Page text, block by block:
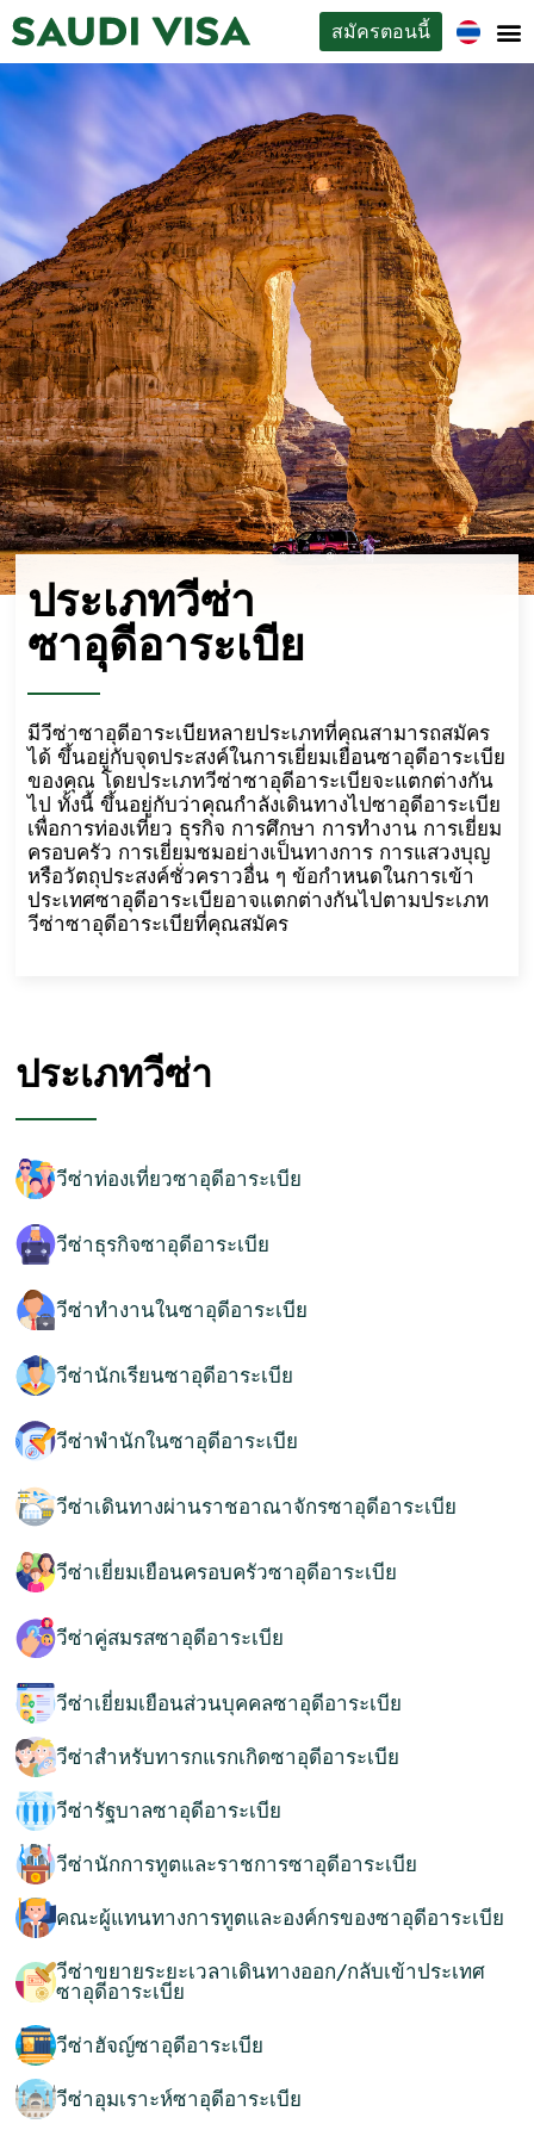
สมัครตอนนี้
ประเภทวีซ่า
เกี่ยวกับเรา
ประเภทวีซ่า
ซาอุดีอาระเบีย
มีวีซ่าซาอุดีอาระเบียหลายประเภทที่คุณสามารถสมัคร
ได้ ขึ้นอยู่กับจุดประสงค์ในการเยี่ยมเยือนซาอุดีอาระเบีย
ของคุณ โดยประเภทวีซ่าซาอุดีอาระเบียจะแตกต่างกัน
ไป ทั้งนี้ ขึ้นอยู่กับว่าคุณกำลังเดินทางไปซาอุดีอาระเบีย
เพื่อการท่องเที่ยว ธุรกิจ การศึกษา การทำงาน การเยี่ยม
ครอบครัว การเยี่ยมชมอย่างเป็นทางการ การแสวงบุญ
หรือวัตถุประสงค์ชั่วคราวอื่น ๆ ข้อกำหนดในการเข้า
ประเทศซาอุดีอาระเบียอาจแตกต่างกันไปตามประเภท
วีซ่าซาอุดีอาระเบียที่คุณสมัคร
ประเภทวีซ่า
วีซ่าท่องเที่ยวซาอุดีอาระเบีย
วีซ่าธุรกิจซาอุดีอาระเบีย
วีซ่าทำงานในซาอุดีอาระเบีย
วีซ่านักเรียนซาอุดีอาระเบีย
วีซ่าพำนักในซาอุดีอาระเบีย
วีซ่าเดินทางผ่านราชอาณาจักรซาอุดีอาระเบีย
วีซ่าเยี่ยมเยือนครอบครัวซาอุดีอาระเบีย
วีซ่าคู่สมรสซาอุดีอาระเบีย
วีซ่าเยี่ยมเยือนส่วนบุคคลซาอุดีอาระเบีย
วีซ่าสำหรับทารกแรกเกิดซาอุดีอาระเบีย
วีซ่ารัฐบาลซาอุดีอาระเบีย
วีซ่านักการทูตและราชการซาอุดีอาระเบีย
คณะผู้แทนทางการทูตและองค์กรของซาอุดีอาระเบีย
วีซ่าขยายระยะเวลาเดินทางออก/กลับเข้าประเทศ
ซาอุดีอาระเบีย
วีซ่าฮัจญ์ซาอุดีอาระเบีย
วีซ่าอุมเราะห์ซาอุดีอาระเบีย